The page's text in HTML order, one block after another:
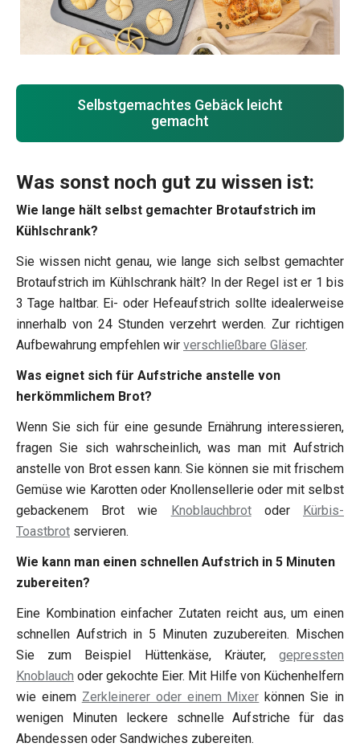
Selbstgemachtes Gebäck leicht
gemacht
Was sonst noch gut zu wissen ist:
Wie lange hält selbst gemachter Brotaufstrich im
Kühlschrank?
Sie wissen nicht genau, wie lange sich selbst gemachter
Brotaufstrich im Kühlschrank hält? In der Regel ist er 1 bis
3 Tage haltbar. Ei- oder Hefeaufstrich sollte idealerweise
innerhalb von 24 Stunden verzehrt werden. Zur richtigen
Aufbewahrung empfehlen wir verschließbare Gläser.
Was eignet sich für Aufstriche anstelle von
herkömmlichem Brot?
Wenn Sie sich für eine gesunde Ernährung interessieren,
fragen Sie sich wahrscheinlich, was man mit Aufstrich
anstelle von Brot essen kann. Sie können sie mit frischem
Gemüse wie Karotten oder Knollensellerie oder mit selbst
gebackenem Brot wie
Knoblauchbrotoder
Kürbis-
Toastbrot servieren.
Wie kann man einen schnellen Aufstrich in 5 Minuten
zubereiten?
Eine Kombination einfacher Zutaten reicht aus, um einen
schnellen Aufstrich in 5 Minuten zuzubereiten. Mischen
Sie zum Beispiel Hüttenkäse, Kräuter, gepressten
Knoblauch oder gekochte Eier. Mit Hilfe von Küchenhelfern
wie einem Zerkleinerer oder einem Mixer können Sie in
wenigen Minuten leckere schnelle Aufstriche für das
Abendessen oder Sandwiches zubereiten.